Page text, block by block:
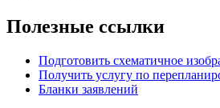
Полезные ссылки
Подготовить схематичное
Получить услугу по
Бланки заявлений